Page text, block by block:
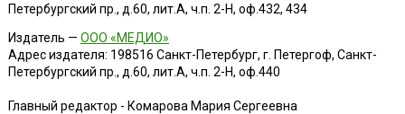
Петербургский пр., д.60, лит.А, ч.п. 2-Н, оф.432, 434
Издатель — ООО «МЕДИО»
Адрес издателя: 198516 Санкт-Петербург, г. Петергоф, Санкт-
Петербургский пр., д.60, лит.А, ч.п. 2-Н, оф.440
Главный редактор - Комарова Мария Сергеевна